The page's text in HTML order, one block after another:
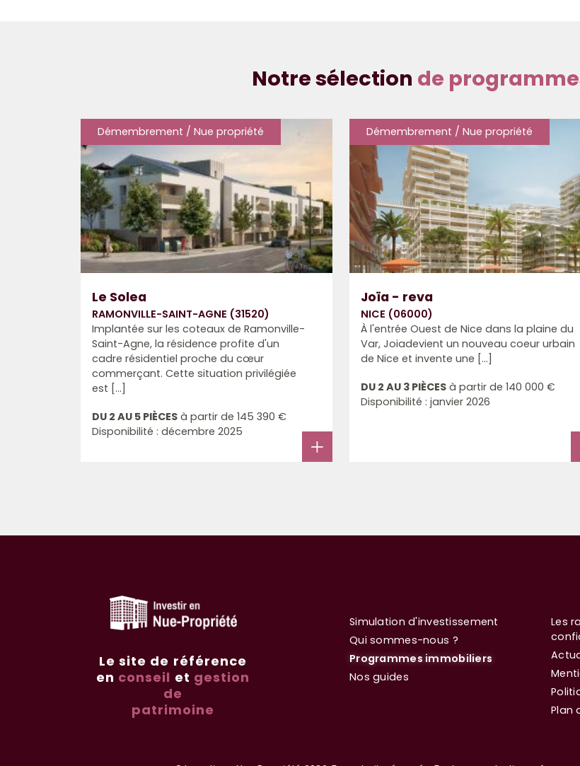
Notre sélection de
Démembrement / Nue propriété
Le Solea
RAMONVILLE-SAINT-AGNE (31520)
Implantée sur les coteaux de Ramonville-
Saint-Agne, la résidence profite d'un
cadre résidentiel proche du cœur
commerçant. Cette situation privilégiée
est [...]
DU 2 AU 5 PIÈCES à partir de 145 390 €
Disponibilité : décembre 2025
Démembrement / Nue propriété
Joïa - reva
NICE (06000)
À l'entrée Ouest de Nice dans la plaine du
Var, Joiadevient un nouveau coeur urbain
de Nice et invente une [...]
DU 2 AU 3 PIÈCES à partir de 140 000 €
Disponibilité : janvier 2026
Le site de référence
en conseil et gestion
de
patrimoine
Simulation d'investissement
Qui sommes-nous ?
Programmes immobiliers
Nos guides
Les
Plan